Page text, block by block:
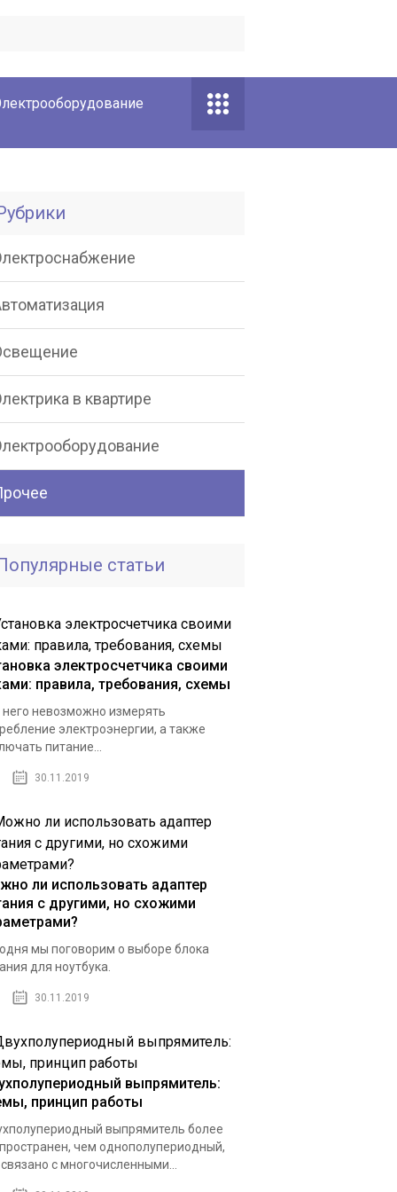
в квартире
статьи
электросчетчика своими
правила, требования, схемы
него невозможно измерять
электроэнергии, а также
питание...
30.11.2019
ли использовать адаптер
с другими, но схожими
мы поговорим о выборе блока
для ноутбука.
30.11.2019
выпрямитель:
принцип работы
выпрямитель более
чем однополупериодный,
с многочисленными...